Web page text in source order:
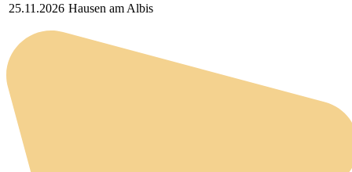
25.11.2026 Hausen am Albis